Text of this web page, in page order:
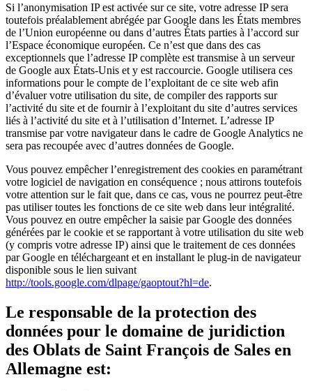
Si l’anonymisation IP est activée sur ce site, votre adresse IP sera
toutefois préalablement abrégée par Google dans les États membres
de l’Union européenne ou dans d’autres États parties à l’accord sur
l’Espace économique européen. Ce n’est que dans des cas
exceptionnels que l’adresse IP complète est transmise à un serveur
de Google aux États-Unis et y est raccourcie. Google utilisera ces
informations pour le compte de l’exploitant de ce site web afin
d’évaluer votre utilisation du site, de compiler des rapports sur
l’activité du site et de fournir à l’exploitant du site d’autres services
liés à l’activité du site et à l’utilisation d’Internet. L’adresse IP
transmise par votre navigateur dans le cadre de Google Analytics ne
sera pas recoupée avec d’autres données de Google.
Vous pouvez empêcher l’enregistrement des cookies en paramétrant
votre logiciel de navigation en conséquence ; nous attirons toutefois
votre attention sur le fait que, dans ce cas, vous ne pourrez peut-être
pas utiliser toutes les fonctions de ce site web dans leur intégralité.
Vous pouvez en outre empêcher la saisie par Google des données
générées par le cookie et se rapportant à votre utilisation du site web
(y compris votre adresse IP) ainsi que le traitement de ces données
par Google en téléchargeant et en installant le plug-in de navigateur
disponible sous le lien suivant
http://tools.google.com/dlpage/gaoptout?hl=de.
Le responsable de la protection des
données pour le domaine de juridiction
des Oblats de Saint François de Sales en
Allemagne est: